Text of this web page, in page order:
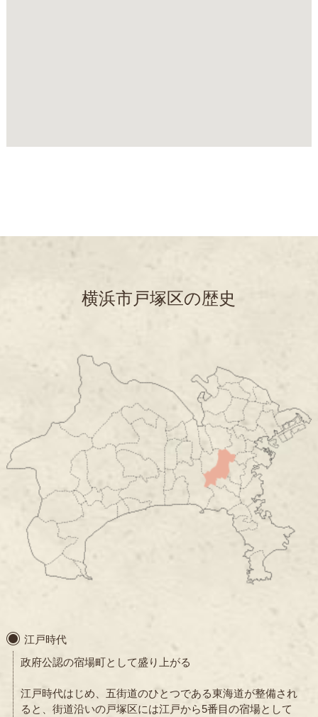
横浜市戸塚区の歴史
江戸時代
政府公認の宿場町として盛り上がる
江戸時代はじめ、五街道のひとつである東海道が整備され
ると、街道沿いの戸塚区には江戸から5番目の宿場として